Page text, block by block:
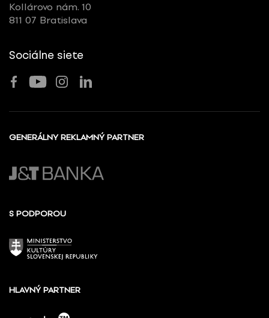
Kollárovo nám. 10
811 07 Bratislava
Sociálne siete
GENERÁLNY REKLAMNÝ PARTNER
S PODPOROU
HLAVNÝ PARTNER